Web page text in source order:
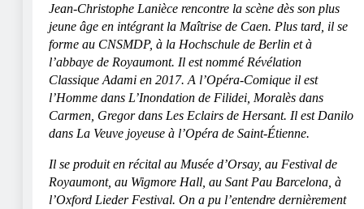
Jean-Christophe Lanièce rencontre la scène dès son plus
jeune âge en intégrant la Maîtrise de Caen. Plus tard, il se
forme au CNSMDP, à la Hochschule de Berlin et à
l’abbaye de Royaumont. Il est nommé Révélation
Classique Adami en 2017. A l’Opéra-Comique il est
l’Homme dans L’Inondation de Filidei, Moralès dans
Carmen, Gregor dans Les Eclairs de Hersant. Il est Danilo
dans La Veuve joyeuse à l’Opéra de Saint-Étienne.
Il se produit en récital au Musée d’Orsay, au Festival de
Royaumont, au Wigmore Hall, au Sant Pau Barcelona, à
l’Oxford Lieder Festival. On a pu l’entendre dernièrement